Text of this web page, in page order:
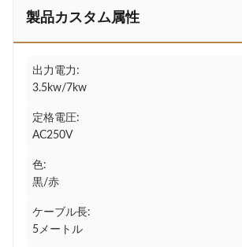
製品カスタム属性
出力電力:
3.5kw/7kw
定格電圧:
AC250V
色:
黒/赤
ケーブル長:
5メートル